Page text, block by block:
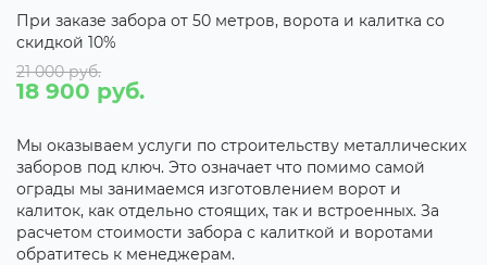
При заказе забора от 50 метров, ворота и калитка со
скидкой 10%
21 000 руб.
18 900 руб.
Мы оказываем услуги по строительству металлических
заборов под ключ. Это означает что помимо самой
ограды мы занимаемся изготовлением ворот и
калиток, как отдельно стоящих, так и встроенных. За
расчетом стоимости забора с калиткой и воротами
обратитесь к менеджерам.